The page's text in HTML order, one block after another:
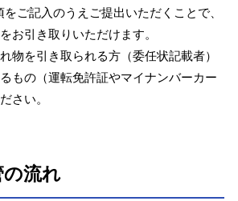
ご記入のうえご提出いただくことで、
お引き取りいただけます。
物を引き取られる方（委任状記載者）
もの（運転免許証やマイナンバーカー
さい。
の流れ